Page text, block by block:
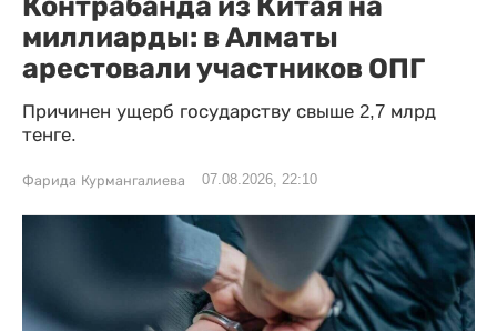
миллиарды: в Алматы
арестовали участников ОПГ
Причинен ущерб государству свыше 2,7 млрд
тенге.
Фарида Курмангалиева 07.08.2026, 22:10